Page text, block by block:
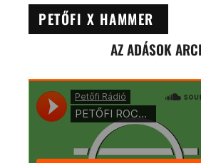
PETŐFI X HAMMER
AZ ADÁSOK